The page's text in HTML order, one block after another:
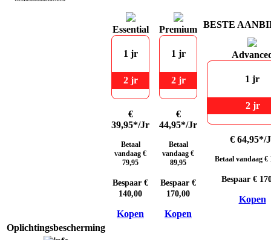
Essential
1 jr
2 jr
€
39,95*/Jr
Betaal
vandaag €
79,95
Bespaar €
140,00
Kopen
Premium
1 jr
2 jr
€
44,95*/Jr
Betaal
vandaag €
89,95
Bespaar €
170,00
Kopen
BESTE
1 jr
2 jr
€ 64,95*/
Betaal vandaag €
Bespaar €
Kopen
Oplichtingsbescherming​